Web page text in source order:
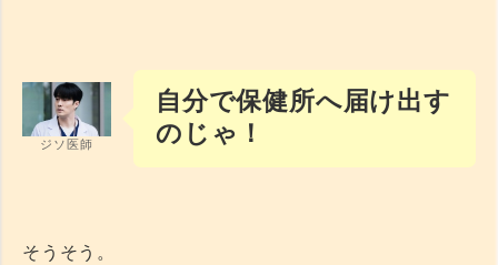
ジソ医師
自分で保健所へ届け出す
のじゃ！
そうそう。